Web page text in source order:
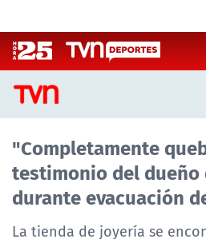
CASTING MASTERCHEF CHILE
CASTING TVN VERTICAL
TVN VERTICAL
"Completamente
testimonio del
durante evacuación
La tienda de joyería se